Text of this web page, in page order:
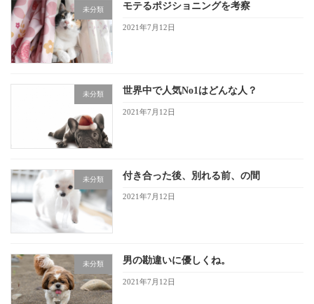
未分類 モテるポジショニングを考察
2021年7月12日
未分類 世界中で人気No1はどんな人？
2021年7月12日
未分類 付き合った後、別れる前、の間
2021年7月12日
未分類 男の勘違いに優しくね。
2021年7月12日